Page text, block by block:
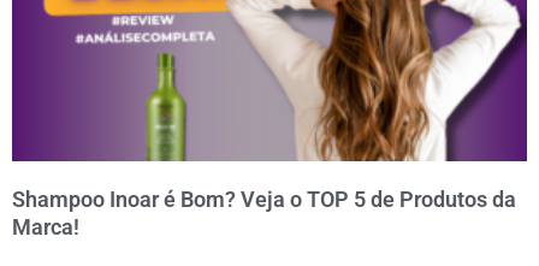
Shampoo Inoar é Bom? Veja o TOP 5 de Produtos da
Marca!